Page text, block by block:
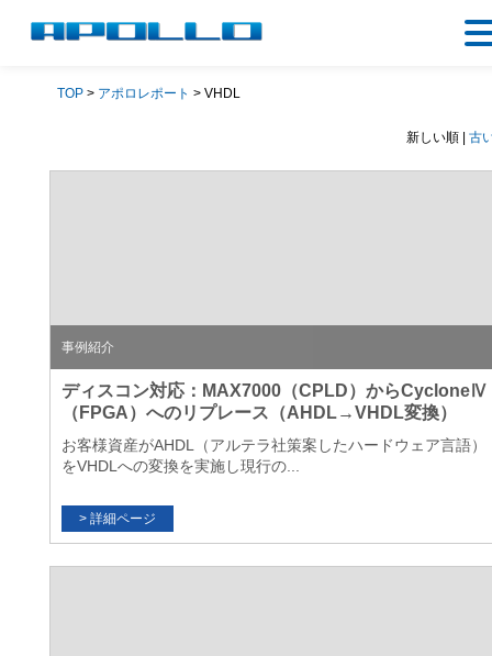
TOP > アポロレポート > VHDL
新しい順 | 古
事例紹介
ディスコン対応：MAX7000（CPLD）からCycloneⅣ
（FPGA）へのリプレース（AHDL→VHDL変換）
お客様資産がAHDL（アルテラ社策案したハードウェア言語）
をVHDLへの変換を実施し現行の...